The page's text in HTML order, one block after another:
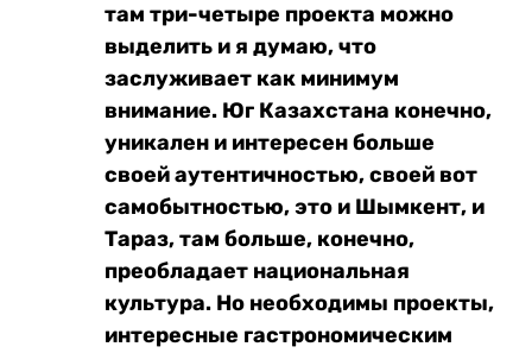
там три-четыре проекта можно
выделить и я думаю, что
заслуживает как минимум
внимание. Юг Казахстана конечно,
уникален и интересен больше
своей аутентичностью, своей вот
самобытностью, это и Шымкент, и
Тараз, там больше, конечно,
преобладает национальная
культура. Но необходимы проекты,
интересные гастрономическим